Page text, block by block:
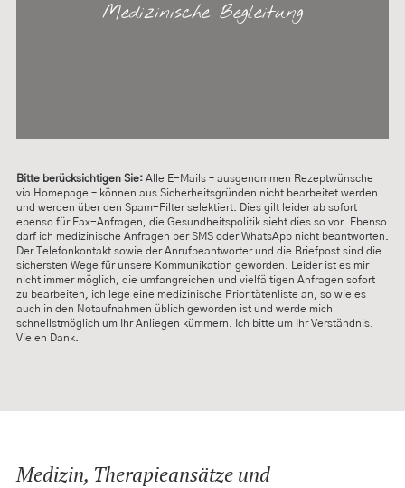
Medizinische Begleitung
Bitte berücksichtigen Sie: Alle E-Mails – ausgenommen Rezeptwünsche
via Homepage – können aus Sicherheitsgründen nicht bearbeitet werden
und werden über den Spam-Filter selektiert. Dies gilt leider ab sofort
ebenso für Fax-Anfragen, die Gesundheitspolitik sieht dies so vor. Ebenso
darf ich medizinische Anfragen per SMS oder WhatsApp nicht beantworten.
Der Telefonkontakt sowie der Anrufbeantworter und die Briefpost sind die
sichersten Wege für unsere Kommunikation geworden. Leider ist es mir
nicht immer möglich, die umfangreichen und vielfältigen Anfragen sofort
zu bearbeiten, ich lege eine medizinische Prioritätenliste an, so wie es
auch in den Notaufnahmen üblich geworden ist und werde mich
schnellstmöglich um Ihr Anliegen kümmern. Ich bitte um Ihr Verständnis.
Vielen Dank.
Medizin, Therapieansätze und